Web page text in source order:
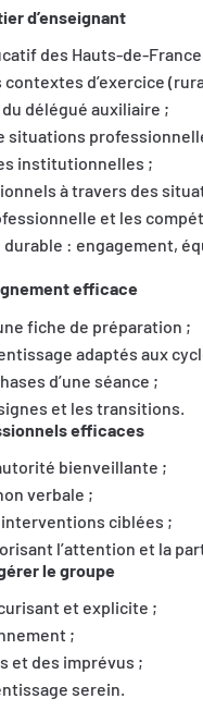
d’enseignant
des Hauts-de-
d’exercice
délégué auxiliaire ;
situations
institutionnelles ;
à travers des
et les
durable : engagement,
efficace
fiche de préparation ;
adaptés aux
d’une séance ;
et les transitions.
efficaces
bienveillante ;
verbale ;
ciblées ;
l’attention et la
le groupe
et explicite ;
;
et des imprévus ;
serein.